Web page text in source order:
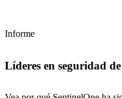
Informe
Líderes en seguridad